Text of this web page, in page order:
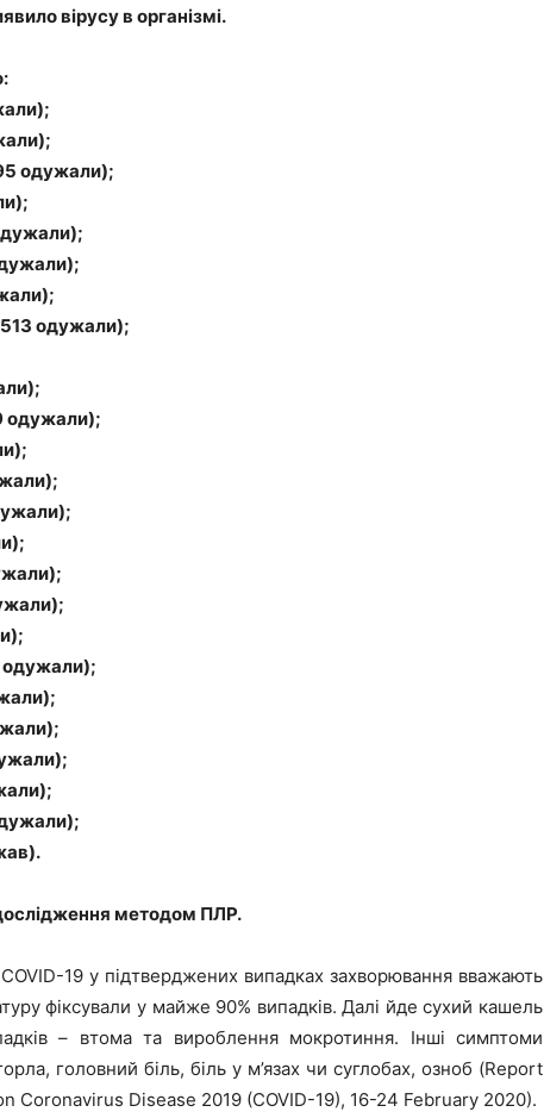
вірусу в організмі.
одужали);
одужали);
одужали);
одужали);
ня методом ПЛР.
19 у підтверджених випадках захворювання вважають
фіксували у майже 90% випадків. Далі йде сухий кашель
– втома та вироблення мокротиння. Інші симптоми
головний біль, біль у м’язах чи суглобах, озноб (Report
Coronavirus Disease 2019 (COVID-19), 16-24 February 2020).